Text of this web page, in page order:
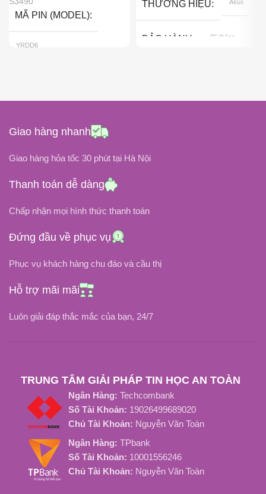
MÃ PIN (MODEL)
YRDD6
DUNG LƯỢNG PIN
42Wh / ~3500 mAh ~3600 mAh
THƯƠNG HIỆU Asus
BẢO HÀNH 06 tháng
90Wh / 5854 mAh
TUỔI THỌ PIN
1500 Chu Kỳ Sạc
Giao hàng nhanh
Giao hàng hỏa tốc 30 phút tại Hà Nội
Thanh toán dễ dàng
Chấp nhận mọi hình thức thanh toán
Đứng đầu về phục vụ
Phục vụ khách hàng chu đáo và cầu thị
Hỗ trợ mãi mãi
Luôn giải đáp thắc mắc của bạn, 24/7
TRUNG TÂM GIẢI PHÁP TIN HỌC AN TOÀN
Ngân Hàng: Techcombank
Số Tài Khoản: 19026499689020
Chủ Tài Khoản: Nguyễn Văn Toàn
Ngân Hàng: TPbank
Số Tài Khoản: 10001556246
Chủ Tài Khoản: Nguyễn Văn Toàn